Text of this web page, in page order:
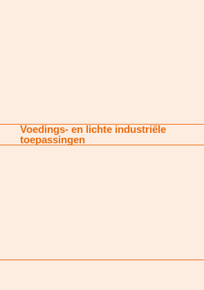
Voedings- en lichte industriële
toepassingen